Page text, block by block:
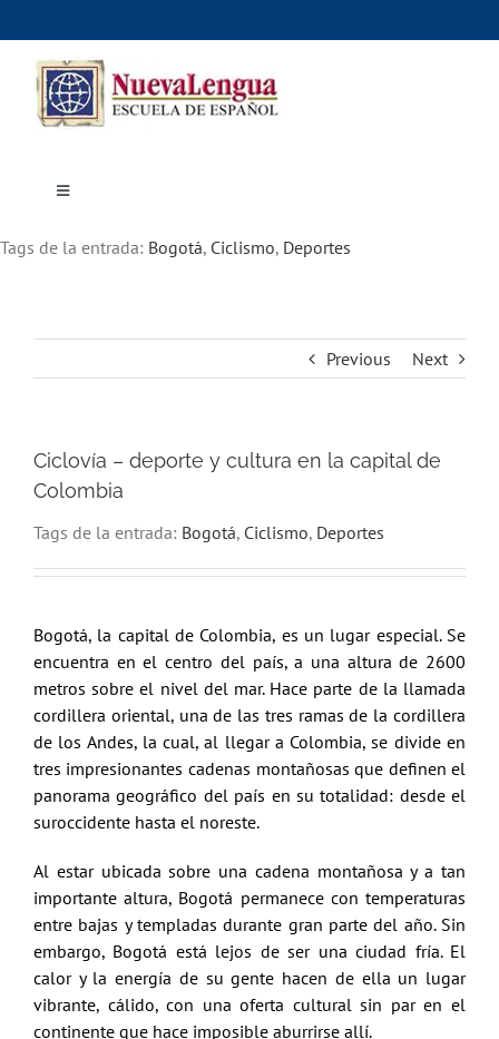
to
content
Toggle
Cursos
Tags de la entrada: Bogotá, Ciclismo, Deportes
Previous Next
Ciclovía – deporte y cultura en la capital de
Colombia
Tags de la entrada: Bogotá, Ciclismo, Deportes
Bogotá, la capital de Colombia, es un lugar especial. Se
encuentra en el centro del país, a una altura de 2600
metros sobre el nivel del mar. Hace parte de la llamada
cordillera oriental, una de las tres ramas de la cordillera
de los Andes, la cual, al llegar a Colombia, se divide en
tres impresionantes cadenas montañosas que definen el
panorama geográfico del país en su totalidad: desde el
suroccidente hasta el noreste.
Al estar ubicada sobre una cadena montañosa y a tan
importante altura, Bogotá permanece con temperaturas
entre bajas y templadas durante gran parte del año. Sin
embargo, Bogotá está lejos de ser una ciudad fría. El
calor y la energía de su gente hacen de ella un lugar
vibrante, cálido, con una oferta cultural sin par en el
continente que hace imposible aburrirse allí.